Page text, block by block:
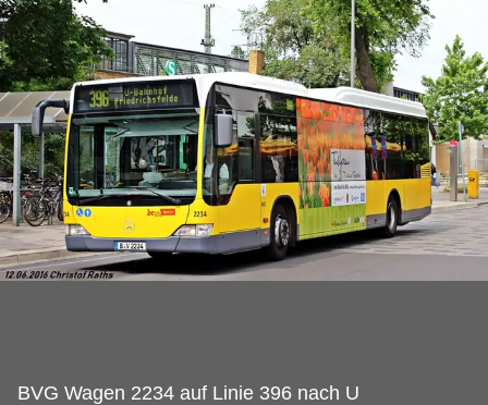
BVG Wagen 2234 auf Linie 396 nach U